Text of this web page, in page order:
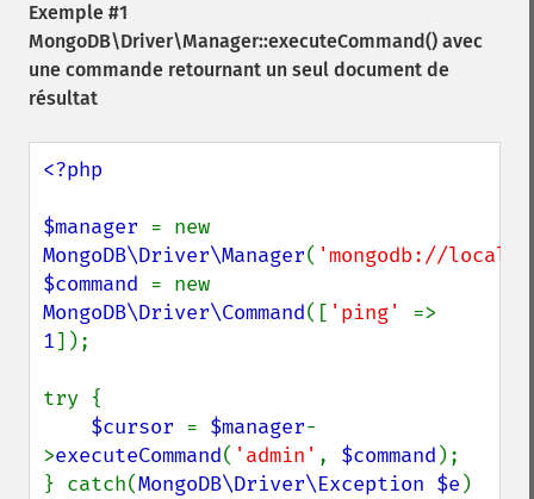
Exemple #1
MongoDB\Driver\Manager::executeCommand() avec
une commande retournant un seul document de
résultat
<?php
$manager
MongoDB\Driver\Manager( 'mongodb://
$command
MongoDB\Driver\Command([ 'ping'
1]);
try {
$cursor = $manager-
>executeCommand( 'admin' , $command );
} catch(MongoDB\Driver\Exception $e )